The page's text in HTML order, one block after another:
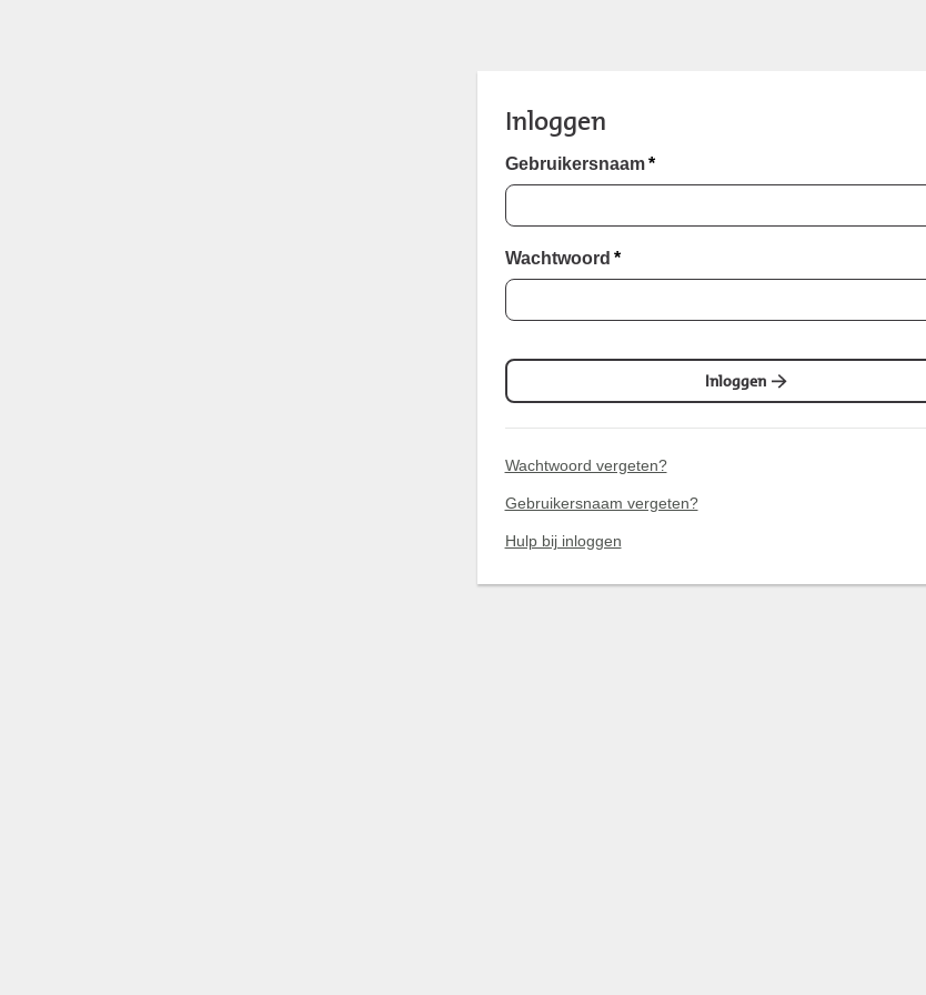
Inloggen
Gebruikersnaam *
Wachtwoord *
Inloggen
Wachtwoord vergeten?
Gebruikersnaam vergeten?
Hulp bij inloggen